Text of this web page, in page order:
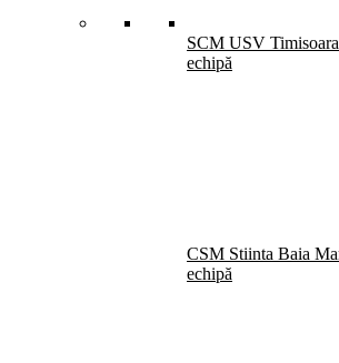
SCM USV Timisoara
echipă
CSM Stiinta Baia
echipă